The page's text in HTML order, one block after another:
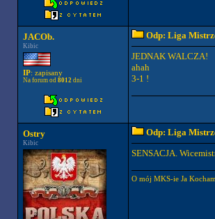
JACOb.
Kibic
IP: zapisany
Na forum od 8012dni
Odp: Liga
JEDNAK WALCZA!
ahah
3-1 !
Ostry
Kibic
Odp: Liga
SENSACJA.
O mój MKS-ie Ja